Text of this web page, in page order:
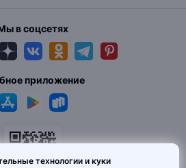
в соцсетях
приложение
технологии и куки